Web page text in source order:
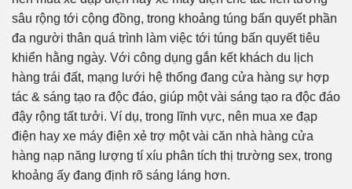
sâu rộng tới cộng đồng, trong khoảng túng bấn quyết phần
đa người thân quá trình làm việc tới túng bấn quyết tiêu
khiển hằng ngày. Với công dụng gắn kết khách du lịch
hàng trái đất, mạng lưới hệ thống đang cửa hàng sự hợp
tác & sáng tạo ra độc đáo, giúp một vài sáng tạo ra độc đáo
đậy rộng tất tưởi. Ví dụ, trong lĩnh vực, nên mua xe đạp
điện hay xe máy điện xẻ trợ một vài căn nhà hàng cửa
hàng nạp năng lượng tí xíu phân tích thị trường sex, trong
khoảng ấy đang định rõ sáng láng hơn.